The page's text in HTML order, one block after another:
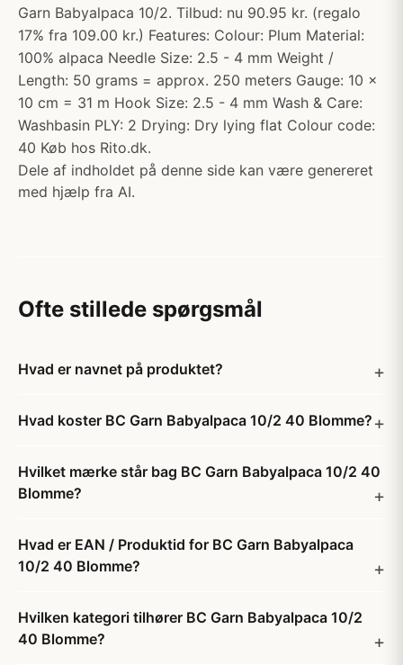
Garn Babyalpaca 10/2. Tilbud: nu 90.95 kr. (regalo
17% fra 109.00 kr.) Features: Colour: Plum Material:
100% alpaca Needle Size: 2.5 - 4 mm Weight /
Length: 50 grams = approx. 250 meters Gauge: 10 x
10 cm = 31 m Hook Size: 2.5 - 4 mm Wash & Care:
Washbasin PLY: 2 Drying: Dry lying flat Colour code:
40 Køb hos Rito.dk.
Dele af indholdet på denne side kan være genereret
med hjælp fra AI.
Ofte stillede spørgsmål
Hvad er navnet på produktet?
Hvad koster BC Garn Babyalpaca 10/2 40 Blomme?
Hvilket mærke står bag BC Garn Babyalpaca 10/2 40
Blomme?
Hvad er EAN / Produktid for BC Garn Babyalpaca
10/2 40 Blomme?
Hvilken kategori tilhører BC Garn Babyalpaca 10/2
40 Blomme?